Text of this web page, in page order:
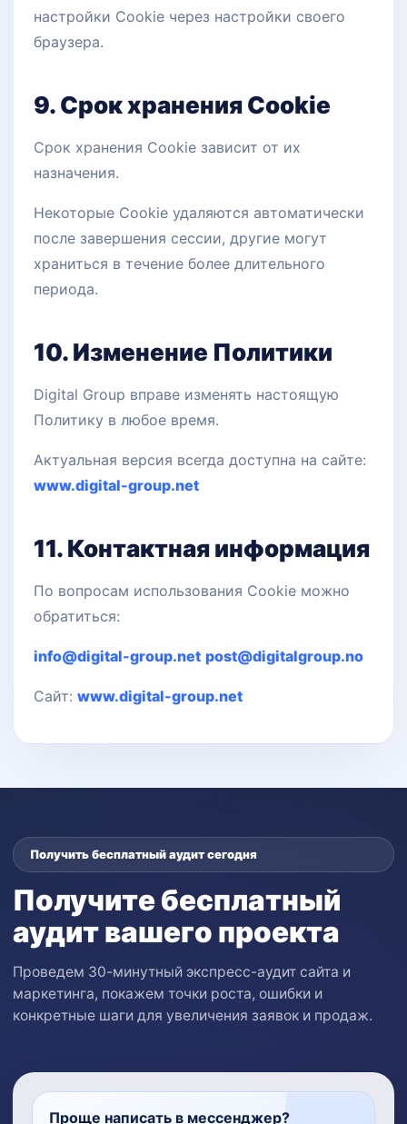
настройки Cookie через настройки своего
браузера.
9. Срок хранения Cookie
Срок хранения Cookie зависит от их
назначения.
Некоторые Cookie удаляются автоматически
после завершения сессии, другие могут
храниться в течение более длительного
периода.
10. Изменение Политики
Digital Group вправе изменять настоящую
Политику в любое время.
Актуальная версия всегда доступна на сайте:
www.digital-group.net
11. Контактная информация
По вопросам использования Cookie можно
обратиться:
info@digital-group.net post@digitalgroup.no
Сайт: www.digital-group.net
Получить бесплатный аудит сегодня
Получите бесплатный
аудит вашего проекта
Проведем 30-минутный экспресс-аудит сайта и
маркетинга, покажем точки роста, ошибки и
конкретные шаги для увеличения заявок и продаж.
Проще написать в мессенджер?